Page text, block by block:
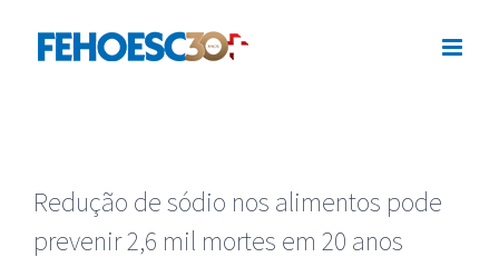
Redução de sódio nos alimentos pode
prevenir 2,6 mil mortes em 20 anos